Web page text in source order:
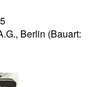
Berlin (Bauart: